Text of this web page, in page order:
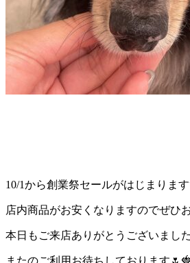
｜
ペ
ッ
ン・
ペ
ッ
10/1から創業祭セールがはじまります
店内商品がお安くなりますのでぜひ
本日もご来店ありがとうございまし
またのご利用お待ちしております🌷🍓